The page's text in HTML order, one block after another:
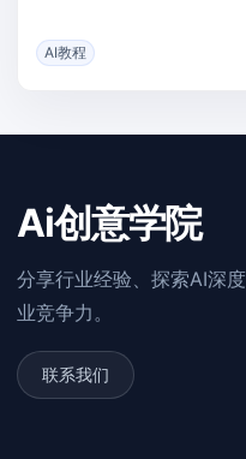
AI教程
Ai创意学院
分享行业经验、探索AI深
业竞争力。
联系我们